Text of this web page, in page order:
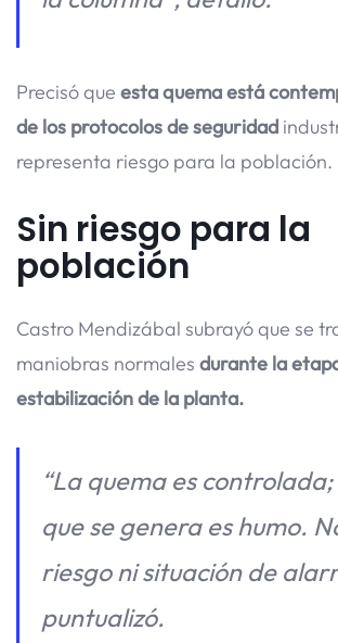
Precisó que esta quema está
de los protocolos de seguridad
representa riesgo para la población.
Sin riesgo para la
población
Castro Mendizábal subrayó que se
maniobras normales durante la
estabilización de la planta.
“La quema es controlada;
que se genera es humo.
riesgo ni situación de
puntualizó.